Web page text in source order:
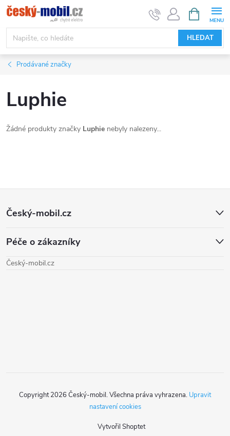
Přejít
na
obsah
HLEDAT
NÁKUPNÍ
KOŠÍK
Prodávané značky
Luphie
Žádné produkty značky Luphie nebyly nalezeny...
Z
p
Český-mobil.cz
Péče o zákazníky
Český-mobil.cz
Vytvořil Shoptet
Copyright 2026 Český-mobil. Všechna práva vyhrazena. Upravit
nastavení cookies